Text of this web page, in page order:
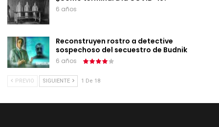
6 años
Reconstruyen rostro a detective
sospechoso del secuestro de Budnik
6 años
PREVIO SIGUIENTE 1 De 18